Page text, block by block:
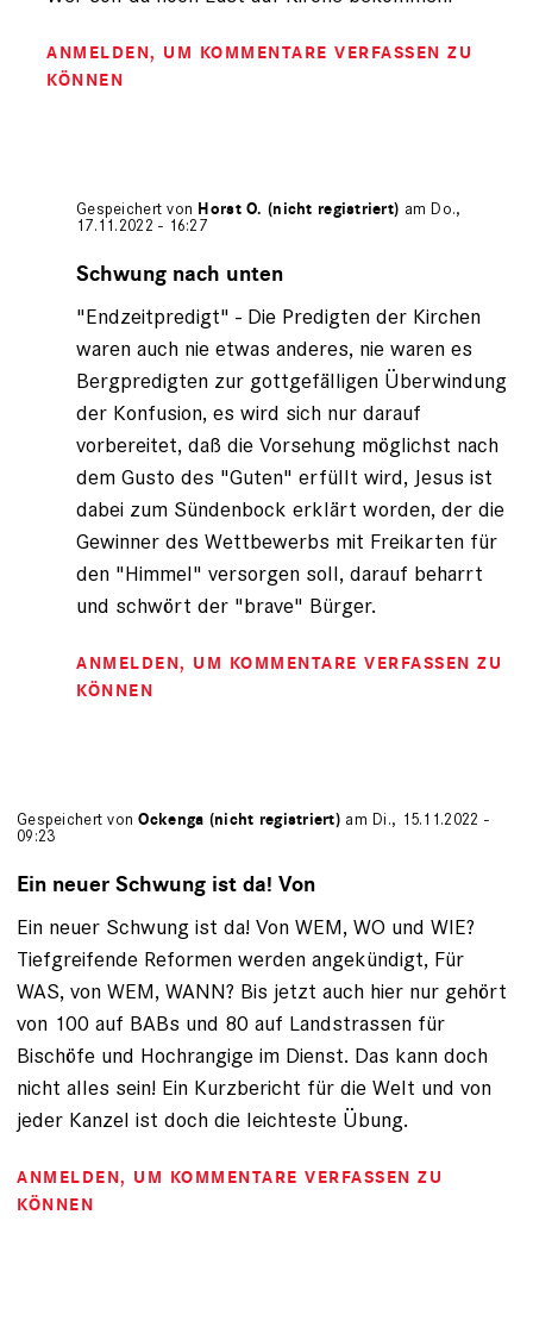
ANMELDEN, UM KOMMENTARE VERFASSEN ZU
KÖNNEN
Gespeichert von Horst O. (nicht registriert) am Do.,
17.11.2022 - 16:27
auf
Ralf2019
(nicht
Schwung nach unten
"Endzeitpredigt" - Die Predigten der Kirchen
waren auch nie etwas anderes, nie waren es
Bergpredigten zur gottgefälligen Überwindung
der Konfusion, es wird sich nur darauf
vorbereitet, daß die Vorsehung möglichst nach
dem Gusto des "Guten" erfüllt wird, Jesus ist
dabei zum Sündenbock erklärt worden, der die
Gewinner des Wettbewerbs mit Freikarten für
den "Himmel" versorgen soll, darauf beharrt
und schwört der "brave" Bürger.
ANMELDEN, UM KOMMENTARE VERFASSEN ZU
KÖNNEN
Gespeichert vonOckenga (nicht registriert) am Di., 15.11.2022 -
09:23
Ein neuer Schwung ist da! Von
Ein neuer Schwung ist da! Von WEM, WO und WIE?
Tiefgreifende Reformen werden angekündigt, Für
WAS, von WEM, WANN? Bis jetzt auch hier nur gehört
von 100 auf BABs und 80 auf Landstrassen für
Bischöfe und Hochrangige im Dienst. Das kann doch
nicht alles sein! Ein Kurzbericht für die Welt und von
jeder Kanzel ist doch die leichteste Übung.
ANMELDEN, UM KOMMENTARE VERFASSEN ZU
KÖNNEN